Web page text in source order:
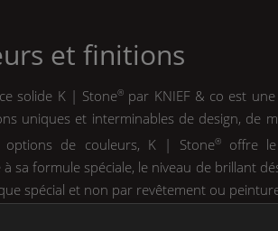
et finitions
solide K | Stone® par KNIEF& co est une
uniques et interminables de design, de
de couleurs, K | Stone®offre le
sa formule spéciale, le niveau de brillant
spécial et non par revêtement ou